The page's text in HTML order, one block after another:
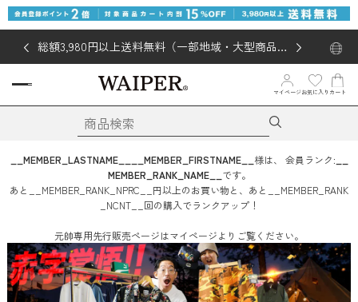
総額3,980円以上送料無料（一部地域・大型商品対
マイページ お気に入り カート
__MEMBER_LASTNAME__ __MEMBER_FIRSTNAME__ 様は、 会員ランク:
MEMBER_RANK_NAME__ です。
あと
__MEMBER_RANK_NPRC__ 円以上のお買い物と、あと
__MEMBER_RANK
_NCNT__ 回の購入でランクアップ！
元帥専用先行販売ページはマイページよりご覧ください。